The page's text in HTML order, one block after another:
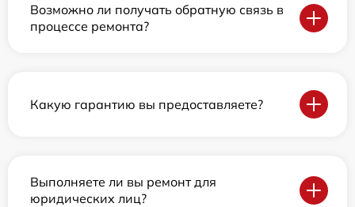
Возможно ли получать обратную связь в
процессе ремонта?
Какую гарантию вы предоставляете?
Выполняете ли вы ремонт для
юридических лиц?